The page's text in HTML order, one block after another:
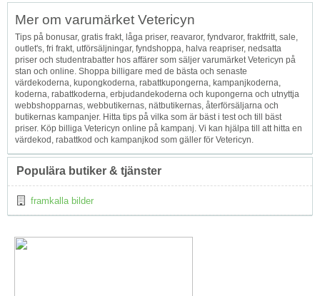
Topp
Mer om varumärket Vetericyn
Tips på bonusar, gratis frakt, låga priser, reavaror, fyndvaror, fraktfritt, sale,
outlet's, fri frakt, utförsäljningar, fyndshoppa, halva reapriser, nedsatta
priser och studentrabatter hos affärer som säljer varumärket Vetericyn på
stan och online. Shoppa billigare med de bästa och senaste
värdekoderna, kupongkoderna, rabattkupongerna, kampanjkoderna,
koderna, rabattkoderna, erbjudandekoderna och kupongerna och utnyttja
webbshopparnas, webbutikernas, nätbutikernas, återförsäljarna och
butikernas kampanjer. Hitta tips på vilka som är bäst i test och till bäst
priser. Köp billiga Vetericyn online på kampanj. Vi kan hjälpa till att hitta en
värdekod, rabattkod och kampanjkod som gäller för Vetericyn.
Populära butiker & tjänster
framkalla bilder